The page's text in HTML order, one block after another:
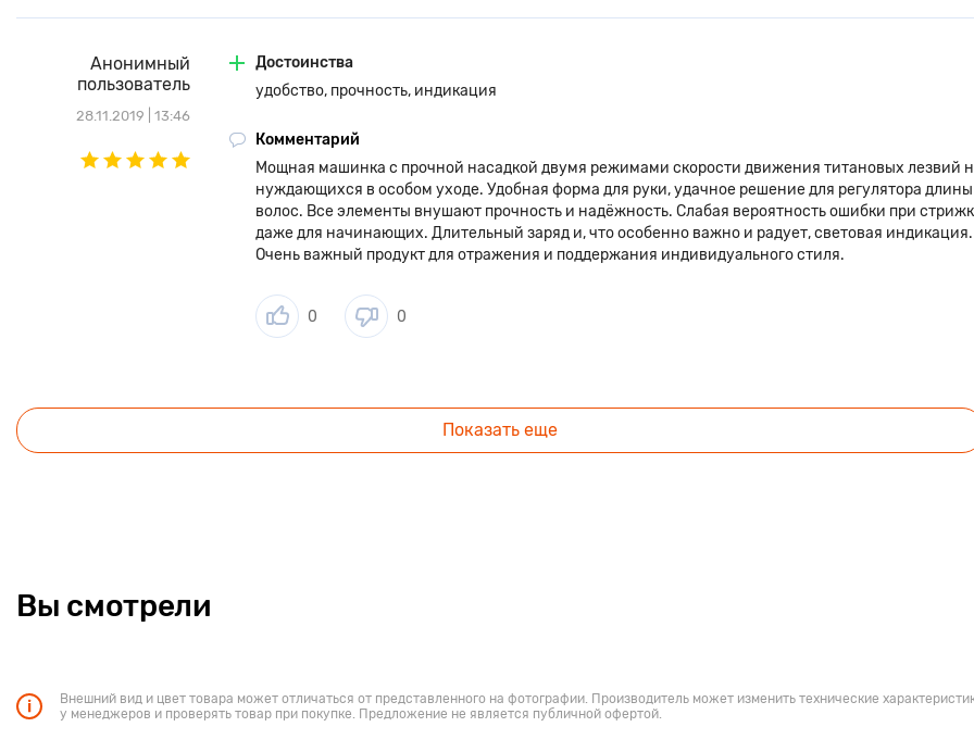
Анонимный
пользователь
28.11.2019 | 13:46
Достоинства
удобство, прочность, индикация
Комментарий
Мощная машинка с прочной насадкой двумя режимами скорости движения титановых лезвий
нуждающихся в особом уходе. Удобная форма для руки, удачное решение для регулятора длины
волос. Все элементы внушают прочность и надёжность. Слабая вероятность ошибки при
даже для начинающих. Длительный заряд и, что особенно важно и радует, световая индикация.
Очень важный продукт для отражения и поддержания индивидуального стиля.
0 0
Показать еще
Вы смотрели
Внешний вид и цвет товара может отличаться от представленного на фотографии. Производитель может изменить технические
у менеджеров и проверять товар при покупке. Предложение не является публичной офертой.